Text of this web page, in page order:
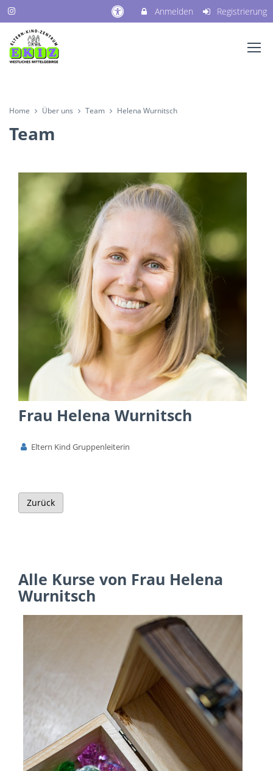
Anmelden Registrierung
Home Über uns Team Helena Wurnitsch
Team
Frau Helena Wurnitsch
Eltern Kind Gruppenleiterin
Zurück
Alle Kurse von Frau Helena
Wurnitsch